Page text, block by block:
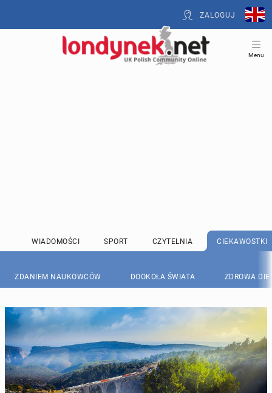
ZALOGUJ
Menu
WIADOMOŚCI SPORT CZYTELNIA CIEKAWOSTKI
ZDANIEM NAUKOWCÓW DOOKOŁA ŚWIATA ZDROWA